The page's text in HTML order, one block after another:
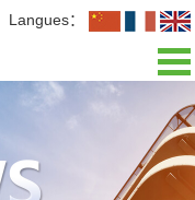
Langues：